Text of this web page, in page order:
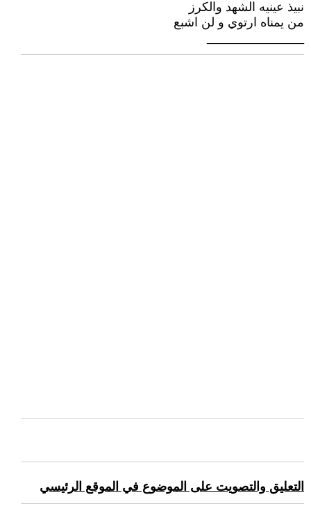
نبيذ عينيه الشهد والكرز
من يمناه ارتوي و لن اشبع
التعليق والتصويت على الموضوع في الموقع الرئيسي